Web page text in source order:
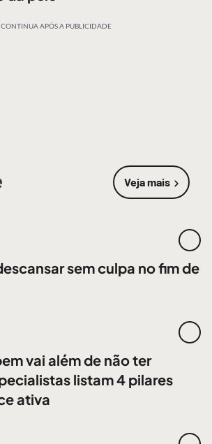
CONTINUA APÓS A PUBLICIDADE
Veja mais
sobre Vida
sem culpa no fim de
vai além de não ter
listam 4 pilares
ativa